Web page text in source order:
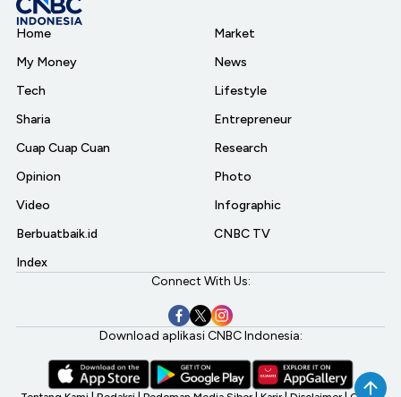
Home
My Money
Tech
Sharia
Cuap Cuap Cuan
Opinion
Video
Berbuatbaik.id
Index
Market
News
Lifestyle
Entrepreneur
Research
Photo
Infographic
CNBC TV
Connect With Us:
Download aplikasi CNBC Indonesia: